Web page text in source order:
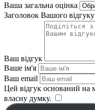
Ваша загальна оцінка
Заголовок Вашого відгуку
Ваш відгук
Ваше ім'я
Ваш email
Цей відгук оснований на
власну думку.